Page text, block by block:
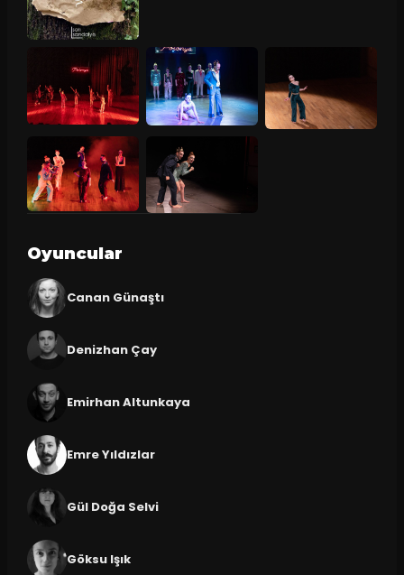
Oyuncular
Canan Günaştı
Denizhan Çay
Emirhan Altunkaya
Emre Yıldızlar
Gül Doğa Selvi
Göksu Işık